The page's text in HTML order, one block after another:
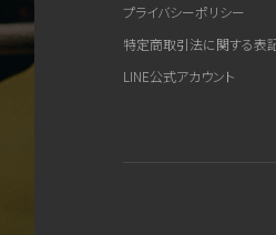
プライバシーポリシー
特定商取引法に関する表
LINE公式アカウント